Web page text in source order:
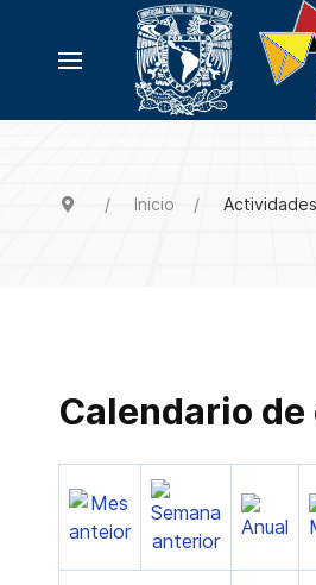
Inicio Actividades
Calendario